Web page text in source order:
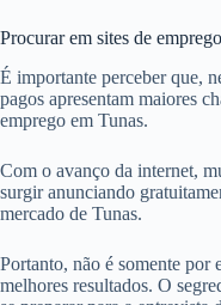
Procurar em sites de
É importante perceber que,
pagos apresentam maiores
emprego em Tunas.
Com o avanço da internet,
surgir anunciando
mercado de Tunas.
Portanto, não é somente por
melhores resultados. O